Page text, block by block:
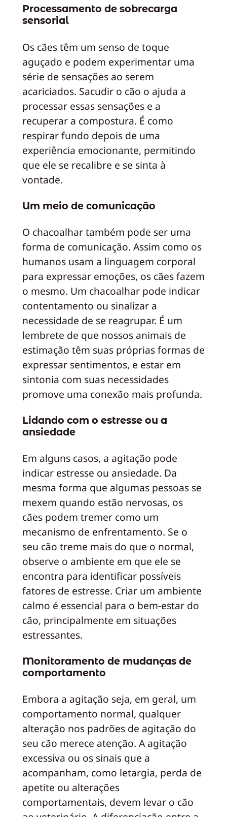
Processamento de sobrecarga
sensorial
Os cães têm um senso de toque
aguçado e podem experimentar uma
série de sensações ao serem
acariciados. Sacudir o cão o ajuda a
processar essas sensações e a
recuperar a compostura. É como
respirar fundo depois de uma
experiência emocionante, permitindo
que ele se recalibre e se sinta à
vontade.
Um meio de comunicação
O chacoalhar também pode ser uma
forma de comunicação. Assim como os
humanos usam a linguagem corporal
para expressar emoções, os cães fazem
o mesmo. Um chacoalhar pode indicar
contentamento ou sinalizar a
necessidade de se reagrupar. É um
lembrete de que nossos animais de
estimação têm suas próprias formas de
expressar sentimentos, e estar em
sintonia com suas necessidades
promove uma conexão mais profunda.
Lidando com o estresse ou a
ansiedade
Em alguns casos, a agitação pode
indicar estresse ou ansiedade. Da
mesma forma que algumas pessoas se
mexem quando estão nervosas, os
cães podem tremer como um
mecanismo de enfrentamento. Se o
seu cão treme mais do que o normal,
observe o ambiente em que ele se
encontra para identificar possíveis
fatores de estresse. Criar um ambiente
calmo é essencial para o bem-estar do
cão, principalmente em situações
estressantes.
Monitoramento de mudanças de
comportamento
Embora a agitação seja, em geral, um
comportamento normal, qualquer
alteração nos padrões de agitação do
seu cão merece atenção. A agitação
excessiva ou os sinais que a
acompanham, como letargia, perda de
apetite ou alterações
comportamentais, devem levar o cão